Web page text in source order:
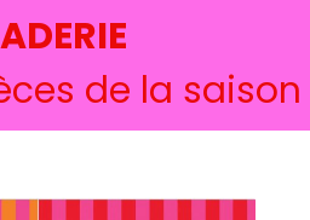
de la saison